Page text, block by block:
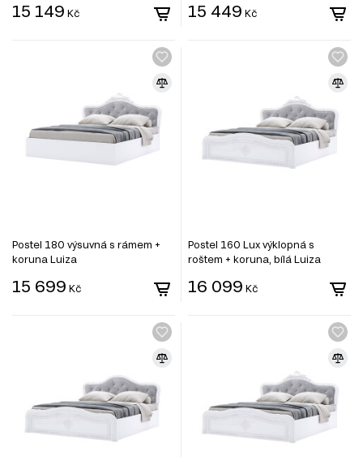
15 149 Kč 15 449 Kč
Postel 180 výsuvná s rámem +
koruna Luiza
15 699 Kč
Postel 160 Lux výklopná s
roštem + koruna, bílá Luiza
16 099 Kč